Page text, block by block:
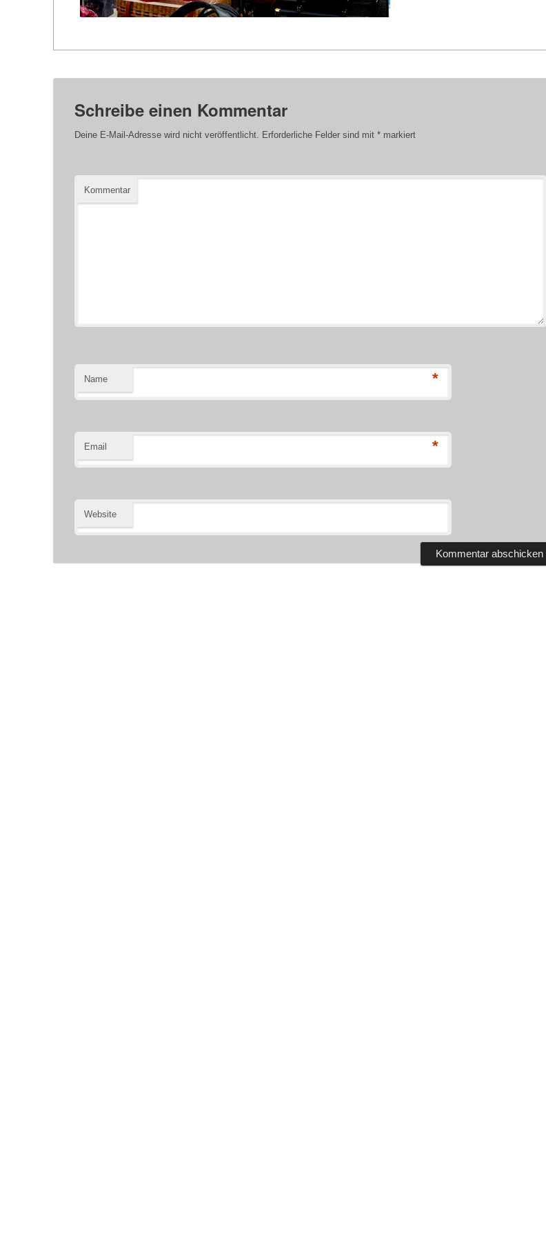
Schreibe einen Kommentar
Deine E-Mail-Adresse wird nicht veröffentlicht. Erforderliche Felder sind mit * markiert
Kommentar
Name *
Email *
Website